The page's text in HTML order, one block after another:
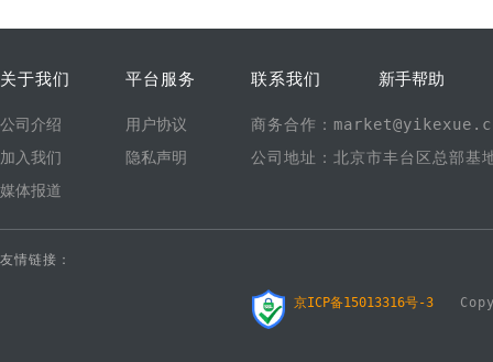
关于我们
公司介绍
加入我们
媒体报道
平台服务
用户协议
隐私声明
联系我们 新手帮助
商务合作：
公司地址：北京市丰台区总部基
友情链接：
京ICP备15013316号-3